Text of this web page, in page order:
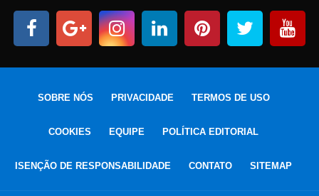
SOBRE NÓS PRIVACIDADE TERMOS DE USO
COOKIES EQUIPE POLÍTICA EDITORIAL
ISENÇÃO DE RESPONSABILIDADE CONTATO SITEMAP